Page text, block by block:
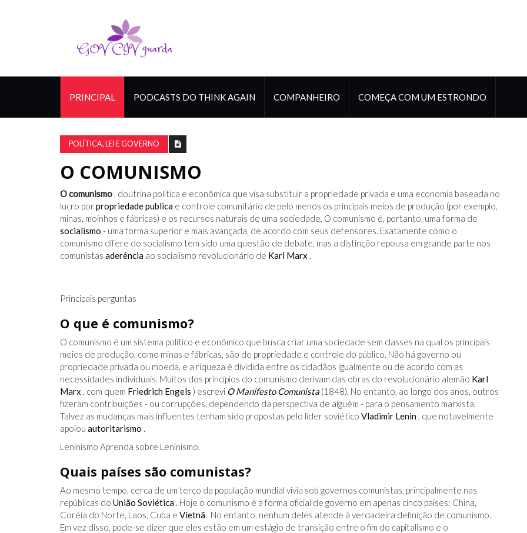
PRINCIPAL PODCASTS DO THINK AGAIN COMPANHEIRO COMEÇA COM UM ESTRONDO
POLÍTICA, LEI E GOVERNO
O COMUNISMO
O comunismo , doutrina política e econômica que visa substituir a propriedade privada e uma economia baseada no
lucro porpropriedade publica e controle comunitário de pelo menos os principais meios de produção (por exemplo,
minas, moinhos e fábricas) e os recursos naturais de uma sociedade. O comunismo é, portanto, uma forma de
socialismo - uma forma superior e mais avançada, de acordo com seus defensores. Exatamente como o
comunismo difere do socialismo tem sido uma questão de debate, mas a distinção repousa em grande parte nos
comunistas aderência ao socialismo revolucionário de Karl Marx .
Principais perguntas
O que é comunismo?
O comunismo é um sistema político e econômico que busca criar uma sociedade sem classes na qual os principais
meios de produção, como minas e fábricas, são de propriedade e controle do público. Não há governo ou
propriedade privada ou moeda, e a riqueza é dividida entre os cidadãos igualmente ou de acordo com as
necessidades individuais. Muitos dos princípios do comunismo derivam das obras do revolucionário alemão Karl
Marx , com quem Friedrich Engels ) escrevi O Manifesto Comunista (1848). No entanto, ao longo dos anos, outros
fizeram contribuições - ou corrupções, dependendo da perspectiva de alguém - para o pensamento marxista.
Talvez as mudanças mais influentes tenham sido propostas pelo líder soviético Vladimir Lenin , que notavelmente
apoiou autoritarismo .
Leninismo Aprenda sobre Leninismo.
Quais países são comunistas?
Ao mesmo tempo, cerca de um terço da população mundial vivia sob governos comunistas, principalmente nas
repúblicas do União Soviética . Hoje o comunismo é a forma oficial de governo em apenas cinco países: China,
Coréia do Norte, Laos, Cuba e Vietnã . No entanto, nenhum deles atende à verdadeira definição de comunismo.
Em vez disso, pode-se dizer que eles estão em um estágio de transição entre o fim do capitalismo e o